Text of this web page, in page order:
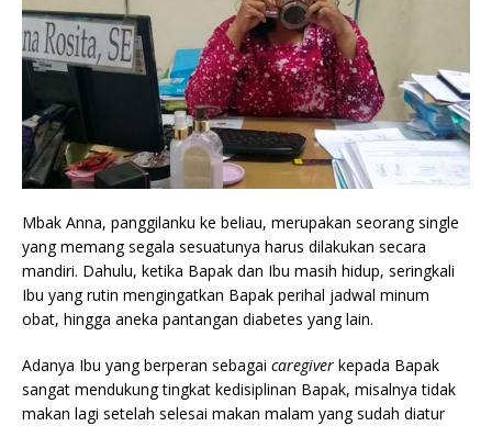
Mbak Anna, panggilanku ke beliau, merupakan seorang single
yang memang segala sesuatunya harus dilakukan secara
mandiri. Dahulu, ketika Bapak dan Ibu masih hidup, seringkali
Ibu yang rutin mengingatkan Bapak perihal jadwal minum
obat, hingga aneka pantangan diabetes yang lain.
Adanya Ibu yang berperan sebagai caregiver kepada Bapak
sangat mendukung tingkat kedisiplinan Bapak, misalnya tidak
makan lagi setelah selesai makan malam yang sudah diatur